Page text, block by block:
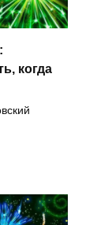
когда